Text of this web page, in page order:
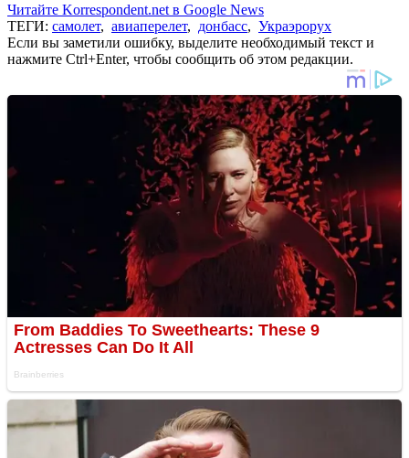
Читайте Korrespondent.net в Google News
ТЕГИ: самолет, авиаперелет, донбасс, Украэрорух
Если вы заметили ошибку, выделите необходимый текст и
нажмите Ctrl+Enter, чтобы сообщить об этом редакции.